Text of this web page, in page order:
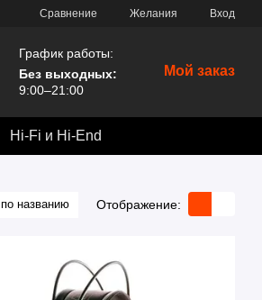
Сравнение Желания Вход
График работы:
Без выходных:
9:00–21:00
Мой заказ
Hi-Fi и Hi-End
по названию Отображение: